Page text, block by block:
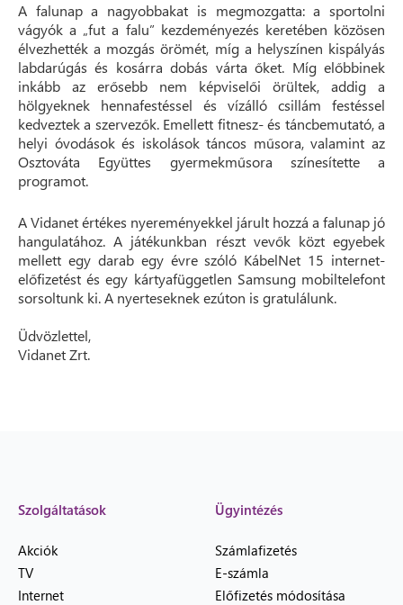
A falunap a nagyobbakat is megmozgatta: a sportolni
vágyók a „fut a falu” kezdeményezés keretében közösen
élvezhették a mozgás örömét, míg a helyszínen kispályás
labdarúgás és kosárra dobás várta őket. Míg előbbinek
inkább az erősebb nem képviselői örültek, addig a
hölgyeknek hennafestéssel és vízálló csillám festéssel
kedveztek a szervezők. Emellett fitnesz- és táncbemutató, a
helyi óvodások és iskolások táncos műsora, valamint az
Osztováta Együttes gyermekműsora színesítette a
programot.
A Vidanet értékes nyereményekkel járult hozzá a falunap jó
hangulatához. A játékunkban részt vevők közt egyebek
mellett egy darab egy évre szóló KábelNet 15 internet-
előfizetést és egy kártyafüggetlen Samsung mobiltelefont
sorsoltunk ki. A nyerteseknek ezúton is gratulálunk.
Üdvözlettel,
Vidanet Zrt.
Szolgáltatások
Akciók
TV
Internet
Ügyintézés
Számlafizetés
E-számla
Előfizetés módosítása